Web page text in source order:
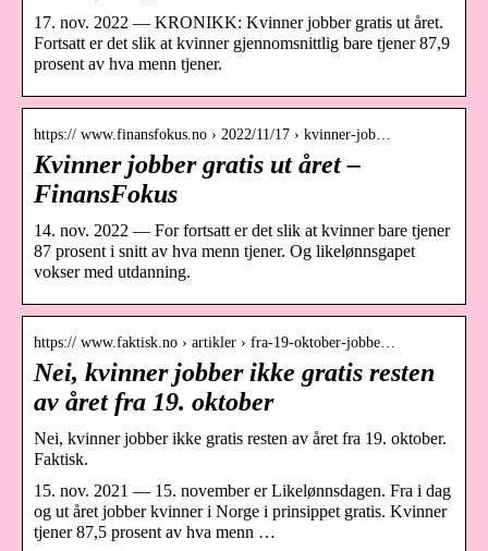
17. nov. 2022 — KRONIKK: Kvinner jobber gratis ut året.
Fortsatt er det slik at kvinner gjennomsnittlig bare tjener 87,9
prosent av hva menn tjener.
https:// www.finansfokus.no › 2022/11/17 › kvinner-job…
Kvinner jobber gratis ut året –
FinansFokus
14. nov. 2022 — For fortsatt er det slik at kvinner bare tjener
87 prosent i snitt av hva menn tjener. Og likelønnsgapet
vokser med utdanning.
https:// www.faktisk.no › artikler › fra-19-oktober-jobbe…
Nei, kvinner jobber ikke gratis resten
av året fra 19. oktober
Nei, kvinner jobber ikke gratis resten av året fra 19. oktober.
Faktisk.
15. nov. 2021 — 15. november er Likelønnsdagen. Fra i dag
og ut året jobber kvinner i Norge i prinsippet gratis. Kvinner
tjener 87,5 prosent av hva menn …